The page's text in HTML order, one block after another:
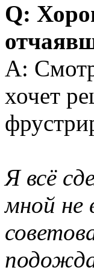
Q:
A:
хочет
Я всё
мной не